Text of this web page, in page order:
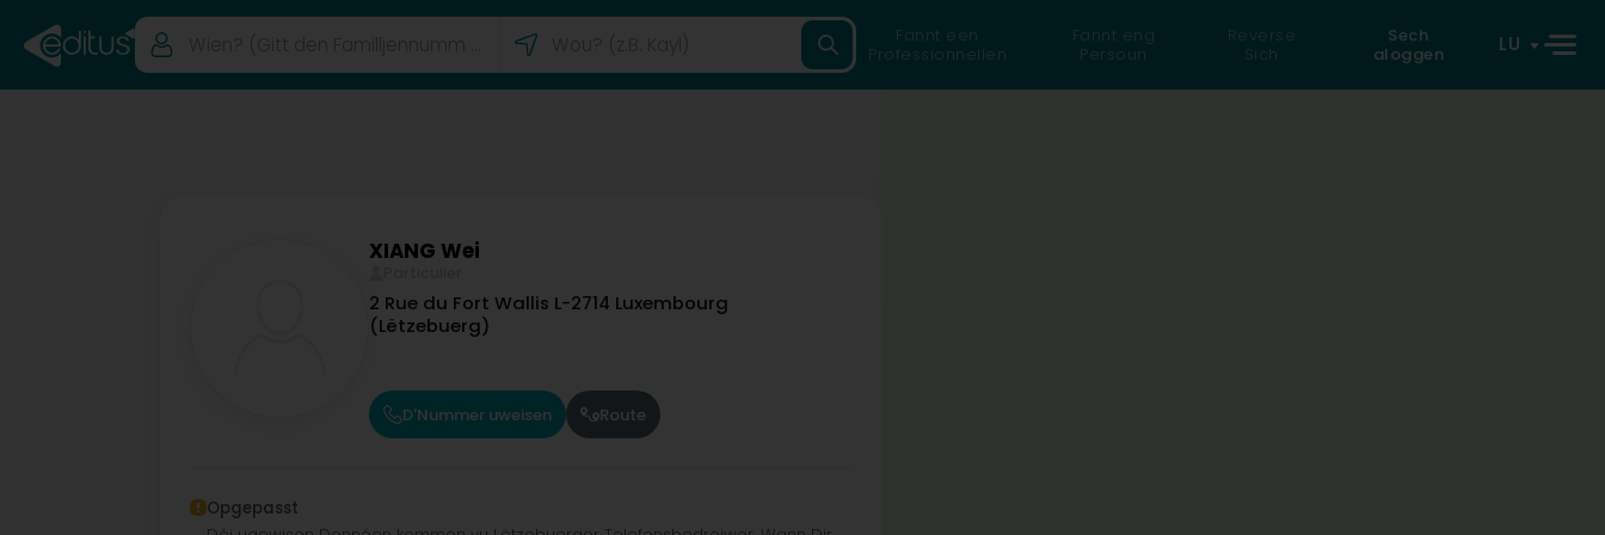
Fannt een
Professionnellen
Fannt eng
Persoun
Reverse
Sich
Sech
aloggen
LU
XIANG Wei
2 Rue du Fort Wallis L-2714 Luxembourg
(Lëtzebuerg)
D'Nummer uweisen Route
Opgepasst